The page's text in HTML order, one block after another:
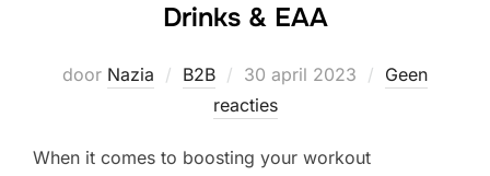
Drinks & EAA
door Nazia B2B
Geplaatst
op
30 april 2023
Geen
reacties
When it comes to boosting your workout